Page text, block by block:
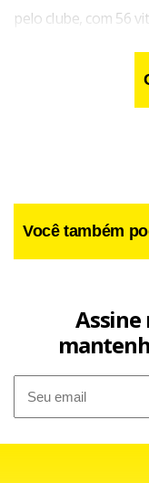
pelo clube, com 56
aproveitamento de
meta neste
Você também
Assine